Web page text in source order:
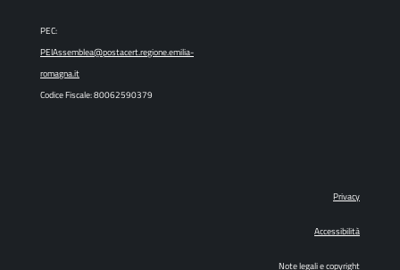
PEC:
PEIAssemblea@postacert.regione.emilia-
romagna.it
Codice Fiscale: 80062590379
Privacy
Accessibilità
Note legali e copyright